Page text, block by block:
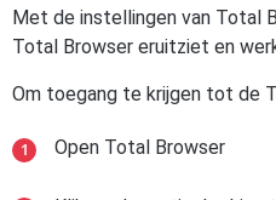
Met de instellingen van Total
Total Browser eruitziet en
Om toegang te krijgen tot de
Open Total Browser